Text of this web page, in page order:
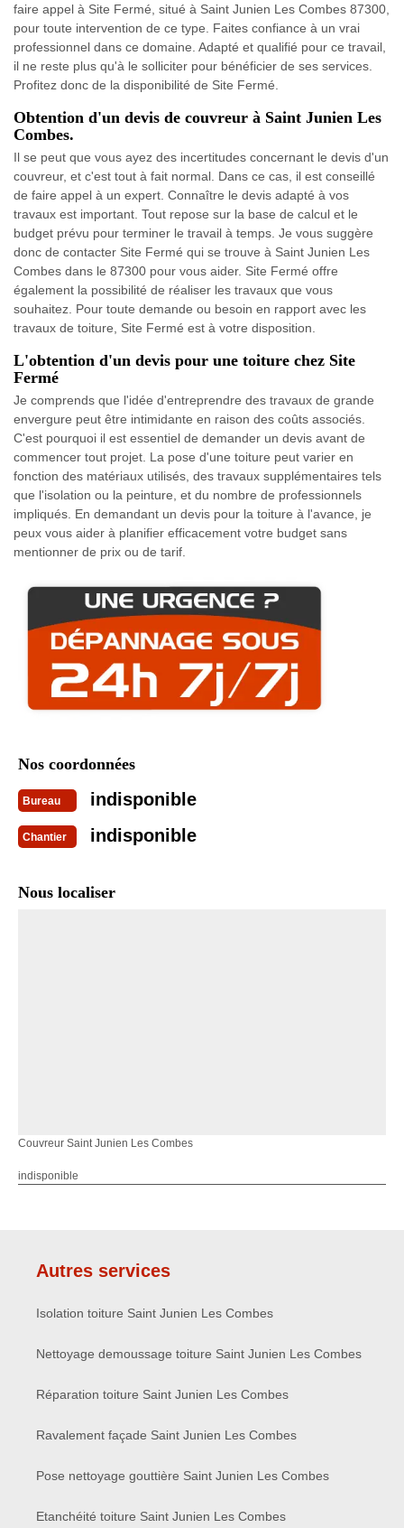
faire appel à Site Fermé, situé à Saint Junien Les Combes 87300,
pour toute intervention de ce type. Faites confiance à un vrai
professionnel dans ce domaine. Adapté et qualifié pour ce travail,
il ne reste plus qu'à le solliciter pour bénéficier de ses services.
Profitez donc de la disponibilité de Site Fermé.
Obtention d'un devis de couvreur à Saint Junien Les
Combes.
Il se peut que vous ayez des incertitudes concernant le devis d'un
couvreur, et c'est tout à fait normal. Dans ce cas, il est conseillé
de faire appel à un expert. Connaître le devis adapté à vos
travaux est important. Tout repose sur la base de calcul et le
budget prévu pour terminer le travail à temps. Je vous suggère
donc de contacter Site Fermé qui se trouve à Saint Junien Les
Combes dans le 87300 pour vous aider. Site Fermé offre
également la possibilité de réaliser les travaux que vous
souhaitez. Pour toute demande ou besoin en rapport avec les
travaux de toiture, Site Fermé est à votre disposition.
L'obtention d'un devis pour une toiture chez Site
Fermé
Je comprends que l'idée d'entreprendre des travaux de grande
envergure peut être intimidante en raison des coûts associés.
C'est pourquoi il est essentiel de demander un devis avant de
commencer tout projet. La pose d'une toiture peut varier en
fonction des matériaux utilisés, des travaux supplémentaires tels
que l'isolation ou la peinture, et du nombre de professionnels
impliqués. En demandant un devis pour la toiture à l'avance, je
peux vous aider à planifier efficacement votre budget sans
mentionner de prix ou de tarif.
Nos coordonnées
Bureau indisponible
Chantier indisponible
Nous localiser
Couvreur Saint Junien Les Combes
indisponible
Autres services
Isolation toiture Saint Junien Les Combes
Nettoyage demoussage toiture Saint Junien Les Combes
Réparation toiture Saint Junien Les Combes
Ravalement façade Saint Junien Les Combes
Pose nettoyage gouttière Saint Junien Les Combes
Etanchéité toiture Saint Junien Les Combes